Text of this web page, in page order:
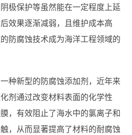
极保护等虽然能在一定程度上延
效果逐渐减弱，且维护成本高
防腐蚀技术成为海洋工程领域的
种新型的防腐蚀添加剂，近年来
剂通过改变材料表面的化学性
，有效阻止了海水中的氯离子和
，从而显著提高了材料的耐腐蚀